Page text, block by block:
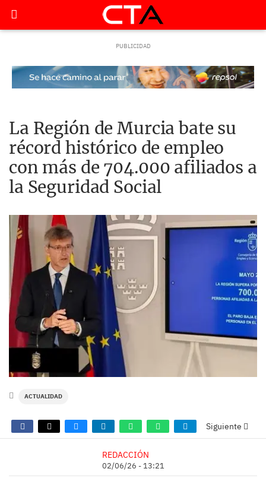
La Región de Murcia bate su
récord histórico de empleo
con más de 704.000 afiliados a
la Seguridad Social
ACTUALIDAD
Siguiente
REDACCIÓN
02/06/26 - 13:21